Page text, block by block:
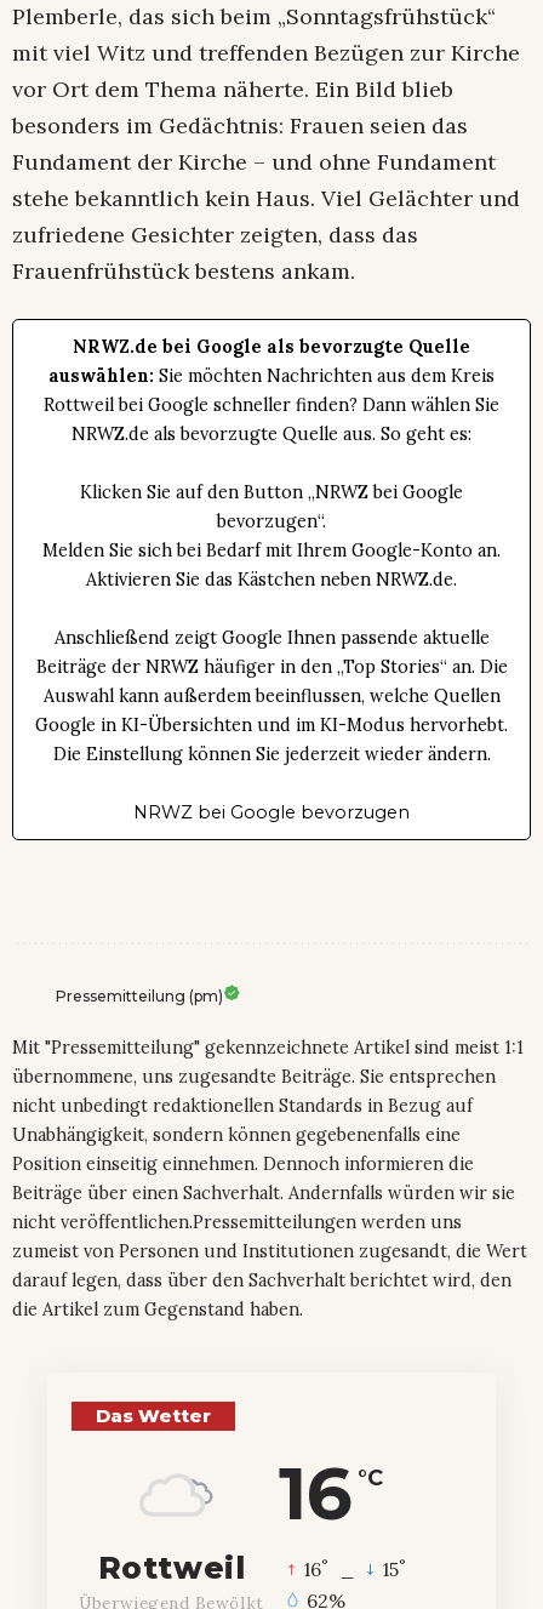
Plemberle, das sich beim „Sonntagsfrühstück“
mit viel Witz und treffenden Bezügen zur Kirche
vor Ort dem Thema näherte. Ein Bild blieb
besonders im Gedächtnis: Frauen seien das
Fundament der Kirche – und ohne Fundament
stehe bekanntlich kein Haus. Viel Gelächter und
zufriedene Gesichter zeigten, dass das
Frauenfrühstück bestens ankam.
NRWZ.de bei Google als bevorzugte Quelle
auswählen: Sie möchten Nachrichten aus dem Kreis
Rottweil bei Google schneller finden? Dann wählen Sie
NRWZ.de als bevorzugte Quelle aus. So geht es:
Klicken Sie auf den Button „NRWZ bei Google
bevorzugen“.
Melden Sie sich bei Bedarf mit Ihrem Google-Konto an.
Aktivieren Sie das Kästchen neben NRWZ.de.
Anschließend zeigt Google Ihnen passende aktuelle
Beiträge der NRWZ häufiger in den „Top Stories“ an. Die
Auswahl kann außerdem beeinflussen, welche Quellen
Google in KI-Übersichten und im KI-Modus hervorhebt.
Die Einstellung können Sie jederzeit wieder ändern.
NRWZ bei Google bevorzugen
Pressemitteilung (pm)
Mit "Pressemitteilung" gekennzeichnete Artikel sind meist 1:1
übernommene, uns zugesandte Beiträge. Sie entsprechen
nicht unbedingt redaktionellen Standards in Bezug auf
Unabhängigkeit, sondern können gegebenenfalls eine
Position einseitig einnehmen. Dennoch informieren die
Beiträge über einen Sachverhalt. Andernfalls würden wir sie
nicht veröffentlichen.Pressemitteilungen werden uns
zumeist von Personen und Institutionen zugesandt, die Wert
darauf legen, dass über den Sachverhalt berichtet wird, den
die Artikel zum Gegenstand haben.
Das Wetter
16 °C
Rottweil
Überwiegend Bewölkt
16° 15°
62%